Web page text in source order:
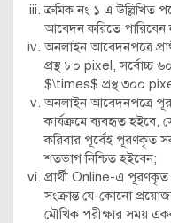
ক্রমিক নং ১ এ উল্লিখিত
আবেদন করিতে পারিবেন
অনলাইন আবেদনপত্রে
প্রস্থ ৮০ pixel, সর্বোচ্চ
$\times$ প্রস্থ ৩০০
অনলাইন আবেদনপত্রে
কার্যক্রমে ব্যবহৃত
করিবার পূর্বেই পূরণকৃত
শতভাগ নিশ্চিত হইবেন;
প্রার্থী Online-এ পূরণকৃত
সংক্রান্ত যে-কোনো
মৌখিক পরীক্ষার সময়